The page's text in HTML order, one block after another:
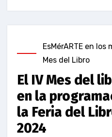
EsMérARTE en los
Mes del Libro
El IV Mes del
en la
la Feria del
2024